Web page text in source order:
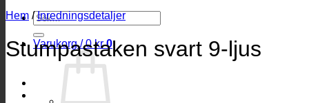
Sök
efter:
Varukorg /0kr 0
Hem / Inredningsdetaljer
Stumpastaken svart 9-ljus